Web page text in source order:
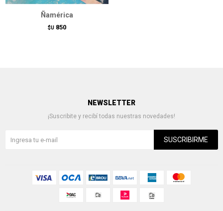
Ñamérica
$U 850
NEWSLETTER
¡Suscribite y recibí todas nuestras novedades!
SUSCRIBIRME